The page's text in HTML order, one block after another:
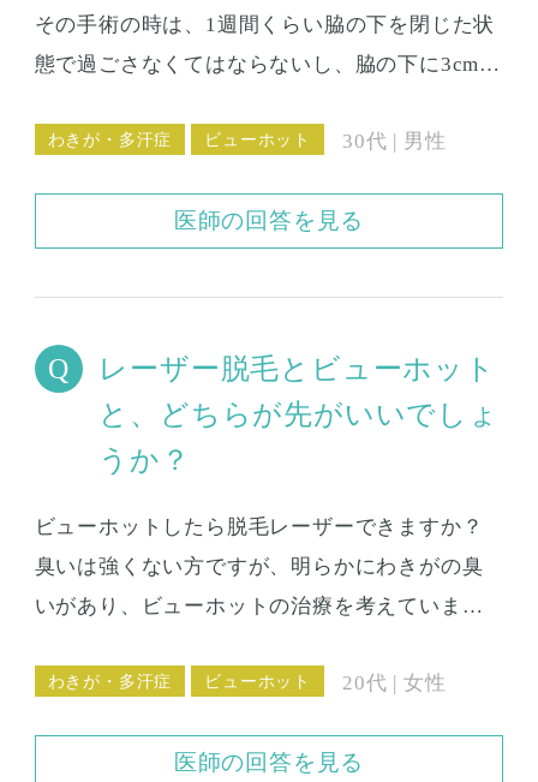
その手術の時は、1週間くらい脇の下を閉じた状
態で過ごさなくてはならないし、脇の下に3cmく
茶色く色がついてしまったりと大変な思いをし
に残った脇毛のあたりから、まだワキガの臭い
ぐ時など、やっぱり、鉛筆の芯のような玉ねぎ
のようなこもった臭いが自分でもわかるので、
きっと職場の同僚には気づかれていると思いま
す。 このまま、悩みながら過ごすのも辛いので2
回目の治療を考えていたところ、ビューホット
を焼くとのことですが、剪除法を受けた後でも
施術可能なのでしょうか。 また、局所麻酔だけ
で施術が可能なのでしょうか。 実際に、剪除法
た方はいらしゃるのでしょうか。 剪除法の手術
後が結構辛かったので、2回目の手術はできれば
わきが・多汗症 ビューホット 30代 | 男性
医師の回答を見る
レーザー脱毛とビューホット
と、どちらが先がいいでしょ
うか？
ビューホットしたら脱毛レーザーできますか？
臭いは強くない方ですが、明らかにわきがの臭
いがあり、ビューホットの治療を考えていま
シェービングです）ので、レーザー脱毛も考え
ちらが先がいいでしょうか？もしビューホット
わきが・多汗症 ビューホット 20代 | 女性
医師の回答を見る